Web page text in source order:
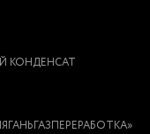
КОНДЕНСАТ